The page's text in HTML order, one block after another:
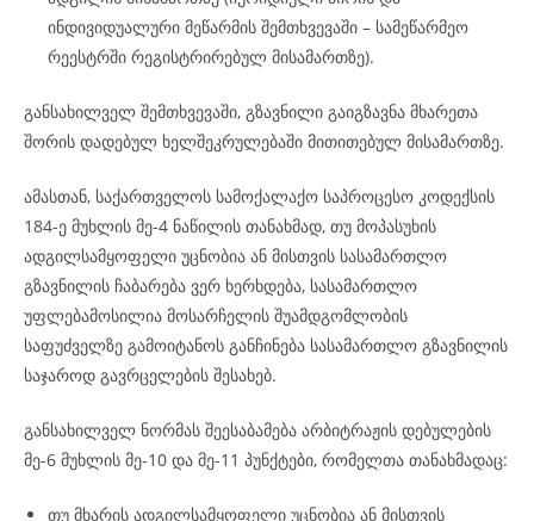
ინდივიდუალური მეწარმის შემთხვევაში – სამეწარმეო
რეესტრში რეგისტრირებულ მისამართზე).
განსახილველ შემთხვევაში, გზავნილი გაიგზავნა მხარეთა
შორის დადებულ ხელშეკრულებაში მითითებულ მისამართზე.
ამასთან, საქართველოს სამოქალაქო საპროცესო კოდექსის
184-ე მუხლის მე-4 ნაწილის თანახმად, თუ მოპასუხის
ადგილსამყოფელი უცნობია ან მისთვის სასამართლო
გზავნილის ჩაბარება ვერ ხერხდება, სასამართლო
უფლებამოსილია მოსარჩელის შუამდგომლობის
საფუძველზე გამოიტანოს განჩინება სასამართლო გზავნილის
საჯაროდ გავრცელების შესახებ.
განსახილველ ნორმას შეესაბამება არბიტრაჟის დებულების
მე-6 მუხლის მე-10 და მე-11 პუნქტები, რომელთა თანახმადაც:
თუ მხარის ადგილსამყოფელი უცნობია ან მისთვის